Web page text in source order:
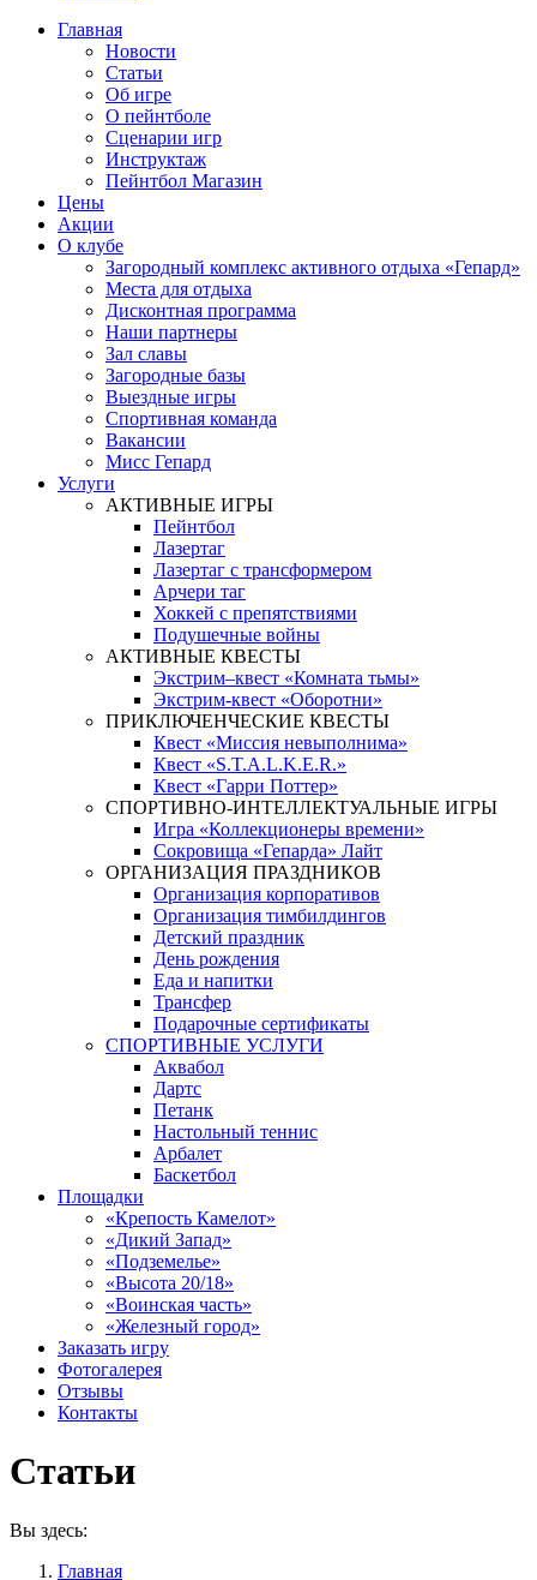
Главная
Новости
Статьи
Об игре
О пейнтболе
Сценарии игр
Инструктаж
Пейнтбол Магазин
Цены
Акции
О клубе
Загородный комплекс активного отдыха «Гепард»
Места для отдыха
Дисконтная программа
Наши партнеры
Зал славы
Загородные базы
Выездные игры
Спортивная команда
Вакансии
Мисс Гепард
Услуги
АКТИВНЫЕ ИГРЫ
Пейнтбол
Лазертаг
Лазертаг с трансформером
Арчери таг
Хоккей с препятствиями
Подушечные войны
АКТИВНЫЕ КВЕСТЫ
Экстрим–квест «Комната тьмы»
Экстрим-квест «Оборотни»
ПРИКЛЮЧЕНЧЕСКИЕ КВЕСТЫ
Квест «Миссия невыполнима»
Квест «S.T.A.L.K.E.R.»
Квест «Гарри Поттер»
СПОРТИВНО-ИНТЕЛЛЕКТУАЛЬНЫЕ ИГРЫ
Игра «Коллекционеры времени»
Сокровища «Гепарда» Лайт
ОРГАНИЗАЦИЯ ПРАЗДНИКОВ
Организация корпоративов
Организация тимбилдингов
Детский праздник
День рождения
Еда и напитки
Трансфер
Подарочные сертификаты
СПОРТИВНЫЕ УСЛУГИ
Аквабол
Дартс
Петанк
Настольный теннис
Арбалет
Баскетбол
Площадки
«Крепость Камелот»
«Дикий Запад»
«Подземелье»
«Высота 20/18»
«Воинская часть»
«Железный город»
Заказать игру
Фотогалерея
Отзывы
Контакты
Статьи
Вы здесь:
Главная